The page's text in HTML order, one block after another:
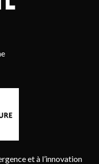
et à l’innovation